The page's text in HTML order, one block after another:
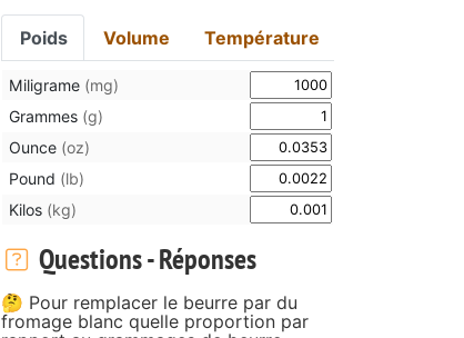
Poids Volume Température
Miligrame (mg)
Grammes (g)
Ounce (oz)
Pound (lb)
Kilos (kg)
Questions - Réponses
🤔 Pour remplacer le beurre par du
fromage blanc quelle proportion par